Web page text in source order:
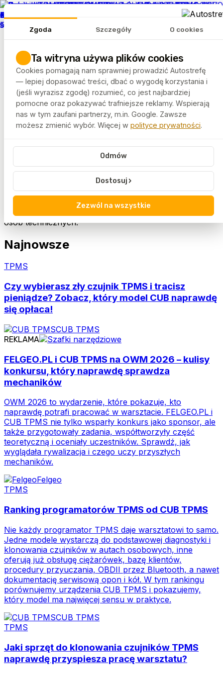
Zgoda Szczegóły O cookies
Ta witryna używa plików cookies
Cookies pomagają nam sprawniej prowadzić Autostrefę
— lepiej dopasować treści, dbać o wygodę korzystania i
(jeśli wyrazisz zgodę) rozumieć, co jest najbardziej
pomocne oraz pokazywać trafniejsze reklamy. Wspierają
nas w tym zaufani partnerzy, m.in. Google. Zawsze
możesz zmienić wybór. Więcej w polityce prywatności.
Odmów
Dostosuj ›
Zezwól na wszystkie
REKLAMA
Artykuły
Rankingi
FELGEO.PL
Autostrefa Tagi CUB TPMS
CUB TPMS to marka specjalizująca się w rozwiązaniach
do monitorowania ciśnienia w oponach. Artykuły
oznaczone tym tagiem omawiają czujniki, zawory oraz
procedury serwisowe związane z TPMS.
Treści skierowane są do wulkanizatorów, mechaników i
osób technicznych.
Najnowsze
TPMS
Czy wybierasz zły czujnik TPMS i tracisz
pieniądze? Zobacz, który model CUB naprawdę
się opłaca!
CUB TPMS
REKLAMA
FELGEO.PL i CUB TPMS na OWM 2026 – kulisy
konkursu, który naprawdę sprawdza
mechaników
OWM 2026 to wydarzenie, które pokazuje, kto
naprawdę potrafi pracować w warsztacie. FELGEO.PL i
CUB TPMS nie tylko wsparły konkurs jako sponsor, ale
także przygotowały zadania, współtworzyły część
teoretyczną i oceniały uczestników. Sprawdź, jak
wyglądała rywalizacja i czego uczy przyszłych
mechaników.
Felgeo
TPMS
Ranking programatorów TPMS od CUB TPMS
Nie każdy programator TPMS daje warsztatowi to samo.
Jedne modele wystarczą do podstawowej diagnostyki i
klonowania czujników w autach osobowych, inne
oferują już obsługę ciężarówek, bazę klientów,
procedury przyuczania, OBDII przez Bluetooth, a nawet
dokumentację serwisową opon i kół. W tym rankingu
porównujemy urządzenia CUB TPMS i pokazujemy,
który model ma najwięcej sensu w praktyce.
CUB TPMS
TPMS
Jaki sprzęt do klonowania czujników TPMS
naprawdę przyspiesza pracę warsztatu?